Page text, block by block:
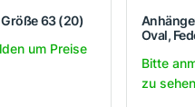
Größe 63 (20)
um Preise
Oval,
Bitte
zu